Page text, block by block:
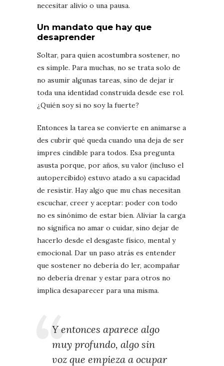
necesitar alivio o una pausa.
Un mandato que hay que
desaprender
Soltar, para quien acostumbra sostener, no
es simple. Para muchas, no se trata solo de
no asumir algunas tareas, sino de dejar ir
toda una identidad construida desde ese rol.
¿Quién soy si no soy la fuerte?
Entonces la tarea se convierte en animarse a
des cubrir qué queda cuando una deja de ser
impres cindible para todos. Esa pregunta
asusta porque, por años, su valor (incluso el
autopercibido) estuvo atado a su capacidad
de resistir. Hay algo que mu chas necesitan
escuchar, creer y aceptar: poder con todo
no es sinónimo de estar bien. Aliviar la carga
no significa no amar o cuidar, sino dejar de
hacerlo desde el desgaste físico, mental y
emocional. Dar un paso atrás es entender
que sostener no debería do ler, acompañar
no debería drenar y estar para otros no
implica desaparecer para una misma.
Y entonces aparece algo
muy profundo, algo sin
voz que empieza a ocupar